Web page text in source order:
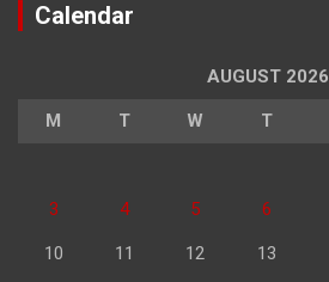
Calendar
AUGUST 2026
M T W T
3 4 5 6
10 11 12 13